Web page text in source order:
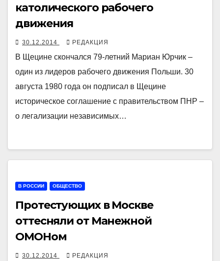
католического рабочего
движения
30.12.2014 РЕДАКЦИЯ
В Щецине скончался 79-летний Мариан Юрчик –
один из лидеров рабочего движения Польши. 30
августа 1980 года он подписал в Щецине
историческое соглашение с правительством ПНР –
о легализации независимых…
В РОССИИ ОБЩЕСТВО
Протестующих в Москве
оттесняли от Манежной
ОМОНом
30.12.2014 РЕДАКЦИЯ